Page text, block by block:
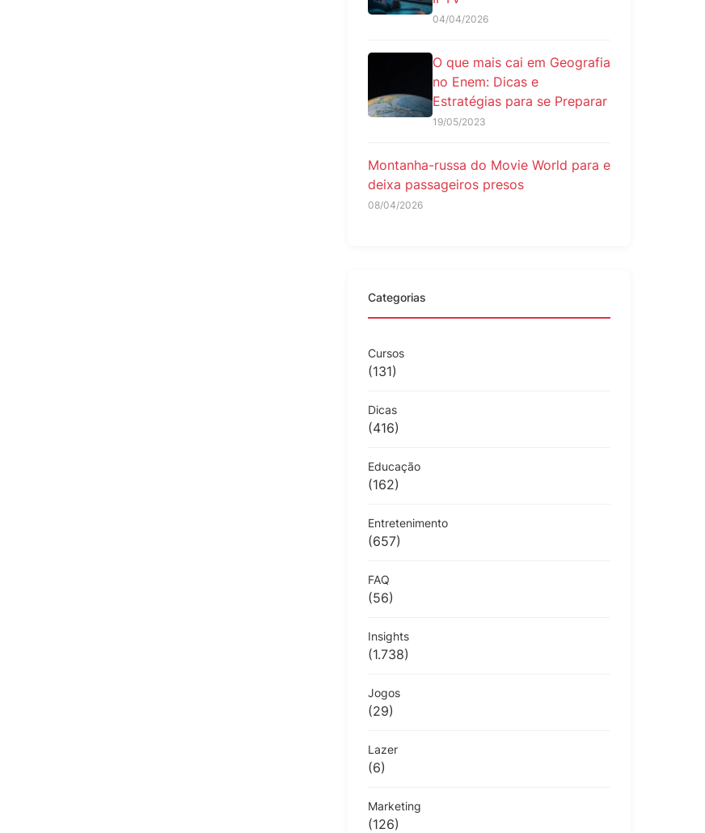
04/04/2026
O que mais cai em Geografia
no Enem: Dicas e
Estratégias para se Preparar
19/05/2023
Montanha-russa do Movie World para e
deixa passageiros presos
08/04/2026
Categorias
Cursos
(131)
Dicas
(416)
Educação
(162)
Entretenimento
(657)
FAQ
(56)
Insights
(1.738)
Jogos
(29)
Lazer
(6)
Marketing
(126)